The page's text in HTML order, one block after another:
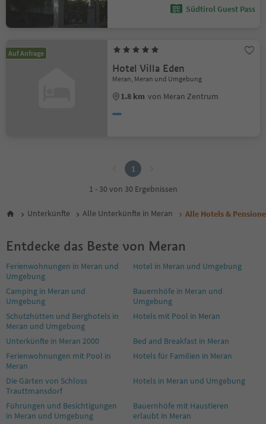
Südtirol Guest Pass
Auf Anfrage
Hotel Villa Eden
Meran, Meran und Umgebung
1.8 km von Meran Zentrum
1
1 - 30 von 30 Ergebnissen
Unterkünfte Alle Unterkünfte in Meran Alle Hotels &
Entdecke das Beste von Meran
Ferienwohnungen in Meran und
Umgebung
Hotel in Meran und Umgebung
Camping in Meran und
Umgebung
Bauernhöfe in Meran und
Umgebung
Schutzhütten und Berghotels in
Meran und Umgebung
Hotels mit Pool in Meran
Unterkünfte in Meran 2000
Bed and Breakfast in Meran
Ferienwohnungen mit Pool in
Meran
Hotels für Familien in Meran
Die Gärten von Schloss
Trauttmansdorf
Hotels in Meran und Umgebung
Führungen und Besichtigungen
in Meran und Umgebung
Bauernhöfe mit Haustieren
erlaubt in Meran